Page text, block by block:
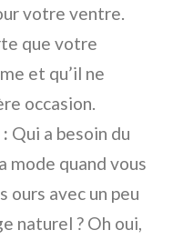
votre ventre.
que votre
et qu’il ne
occasion.
Qui a besoin du
mode quand vous
ours avec un peu
naturel ? Oh oui,